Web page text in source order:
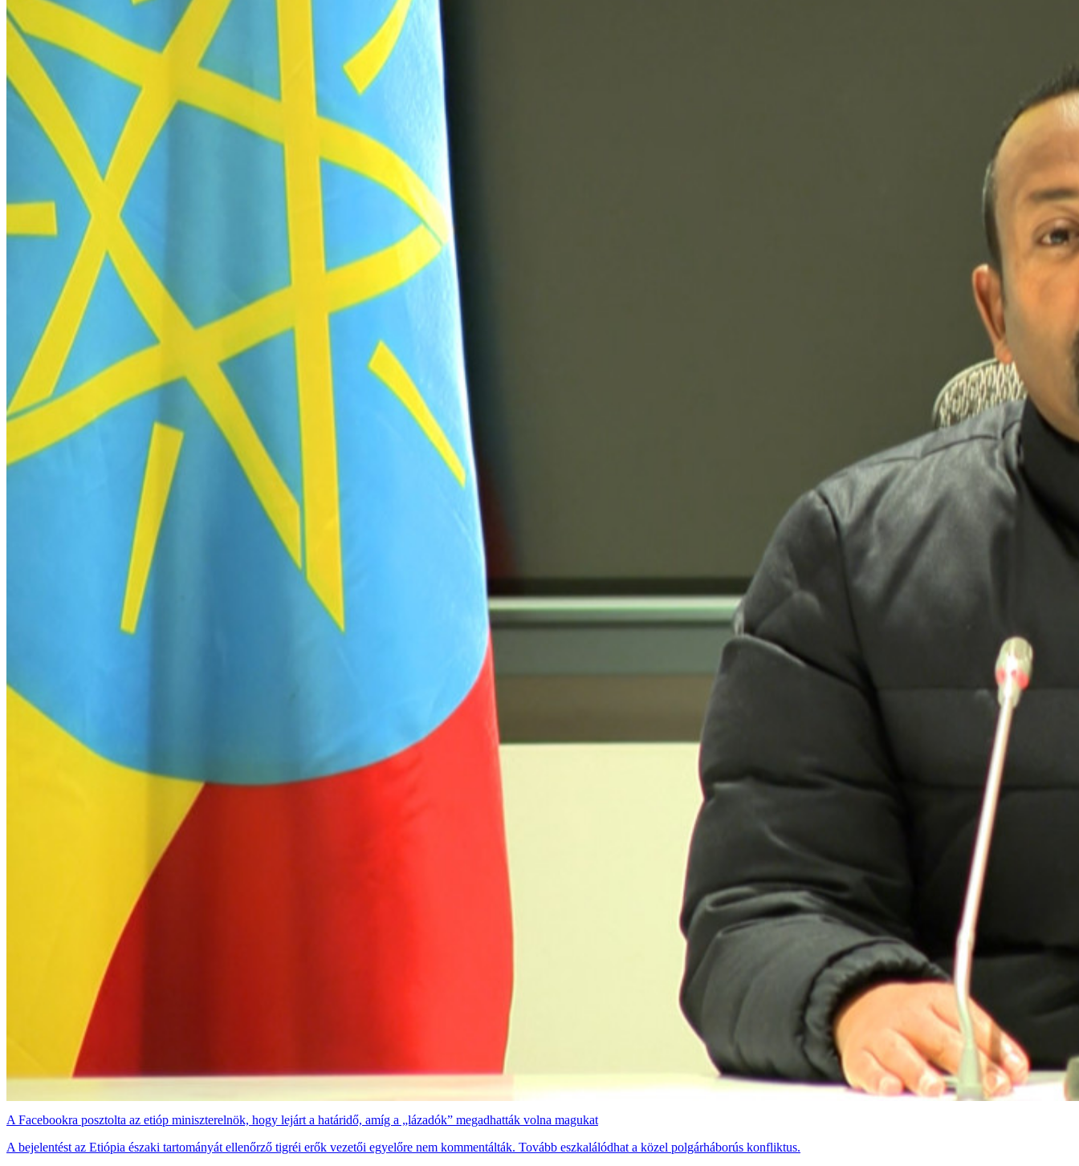
A Facebookra posztolta az etióp miniszterelnök, hogy lejárt a határidő, amíg a „lázadók” megadhatták volna magukat
A bejelentést az Etiópia északi tartományát ellenőrző tigréi erők vezetői egyelőre nem kommentálták. Tovább eszkalálódhat a közel polgárháborús konfliktus.